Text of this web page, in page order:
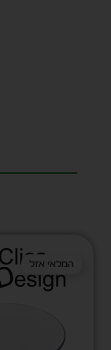
המלאי אזל